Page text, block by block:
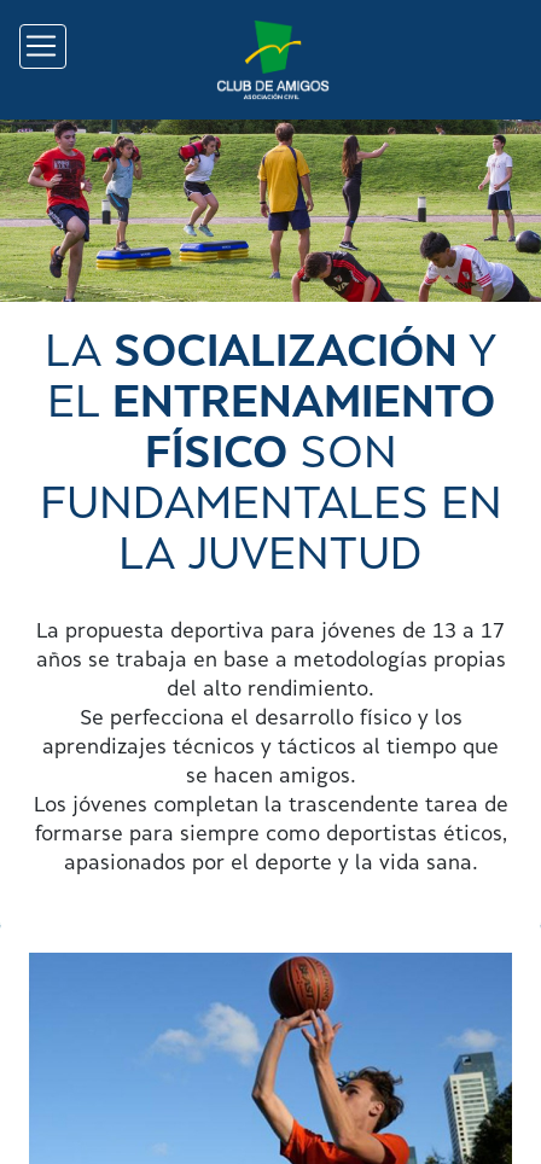
LA SOCIALIZACIÓN Y
EL ENTRENAMIENTO
FÍSICO SON
FUNDAMENTALES EN
LA JUVENTUD
La propuesta deportiva para jóvenes de 13 a 17
años se trabaja en base a metodologías propias
del alto rendimiento.
Se perfecciona el desarrollo físico y los
aprendizajes técnicos y tácticos al tiempo que
se hacen amigos.
Los jóvenes completan la trascendente tarea de
formarse para siempre como deportistas éticos,
apasionados por el deporte y la vida sana.
NUESTRAS
ACTIVIDADES